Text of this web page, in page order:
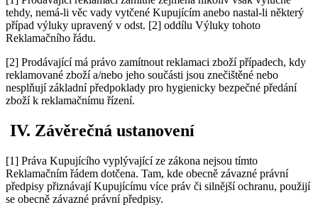
tehdy, nemá-li věc vady vytčené Kupujícím anebo nastal-li některý
případ výluky upravený v odst. [2] oddílu Výluky tohoto
Reklamačního řádu.
[2] Prodávající má právo zamítnout reklamaci zboží případech, kdy
reklamované zboží a/nebo jeho součásti jsou znečištěné nebo
nesplňují základní předpoklady pro hygienicky bezpečné předání
zboží k reklamačnímu řízení.
IV. Závěrečná ustanovení
[1] Práva Kupujícího vyplývající ze zákona nejsou tímto
Reklamačním řádem dotčena. Tam, kde obecně závazné právní
předpisy přiznávají Kupujícímu více práv či silnější ochranu, použijí
se obecně závazné právní předpisy.